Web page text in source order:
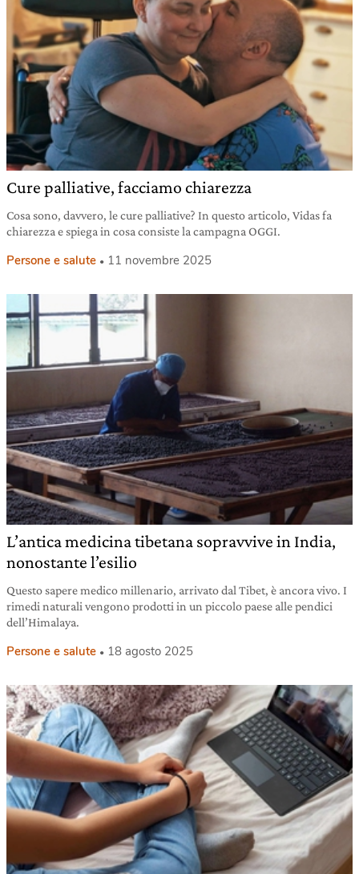
Cure palliative, facciamo chiarezza
Cosa sono, davvero, le cure palliative? In questo articolo, Vidas fa
chiarezza e spiega in cosa consiste la campagna OGGI.
Persone e salute 11 novembre 2025
L’antica medicina tibetana sopravvive in India,
nonostante l’esilio
Questo sapere medico millenario, arrivato dal Tibet, è ancora vivo. I
rimedi naturali vengono prodotti in un piccolo paese alle pendici
dell’Himalaya.
Persone e salute 18 agosto 2025